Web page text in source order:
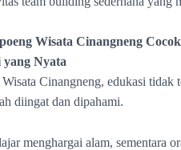
Wisata Cinangneng
Nyata
Cinangneng, edukasi tidak
diingat dan dipahami.
menghargai alam, sementara